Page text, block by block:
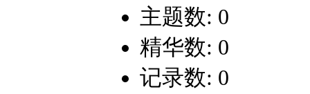
主题数: 0
精华数: 0
记录数: 0